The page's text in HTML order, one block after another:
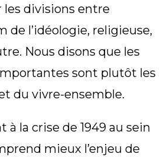
les divisions entre
de l’idéologie, religieuse,
Nous disons que les
sont plutôt les
du vivre-ensemble.
à la crise de 1949 au sein
mieux l’enjeu de